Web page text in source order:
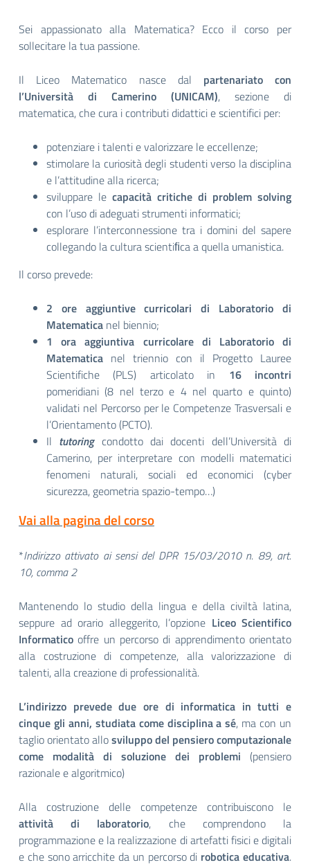
Sei appassionato alla Matematica? Ecco il corso per
sollecitare la tua passione.
Il Liceo Matematico nasce dal partenariato con
l’Università di Camerino (UNICAM), sezione di
matematica, che cura i contributi didattici e scientifici per:
potenziare i talenti e valorizzare le eccellenze;
stimolare la curiosità degli studenti verso la disciplina
e l’attitudine alla ricerca;
sviluppare le capacità critiche di problem solving
con l’uso di adeguati strumenti informatici;
esplorare l’interconnessione tra i domini del sapere
collegando la cultura scientiﬁca a quella umanistica.
Il corso prevede:
2 ore aggiuntive curricolari di Laboratorio di
Matematica nel biennio;
1 ora aggiuntiva curricolare di Laboratorio di
Matematica nel triennio con il Progetto Lauree
Scientifiche (PLS) articolato in 16 incontri
pomeridiani (8 nel terzo e 4 nel quarto e quinto)
validati nel Percorso per le Competenze Trasversali e
l’Orientamento (PCTO).
Il tutoring condotto dai docenti dell’Università di
Camerino, per interpretare con modelli matematici
fenomeni naturali, sociali ed economici (cyber
sicurezza, geometria spazio-tempo…)
Vai alla pagina del corso
*Indirizzo attivato ai sensi del DPR 15/03/2010 n. 89, art.
10, comma 2
Mantenendo lo studio della lingua e della civiltà latina,
seppure ad orario alleggerito, l’opzione Liceo Scientifico
Informatico offre un percorso di apprendimento orientato
alla costruzione di competenze, alla valorizzazione di
talenti, alla creazione di professionalità.
L’indirizzo prevede due ore di informatica in tutti e
cinque gli anni, studiata come disciplina a sé, ma con un
taglio orientato allosviluppo del pensiero computazionale
come modalità di soluzione dei problemi (pensiero
razionale e algoritmico)
Alla costruzione delle competenze contribuiscono le
attività di laboratorio, che comprendono la
programmazione e la realizzazione di artefatti fisici e digitali
e che sono arricchite da un percorso di robotica educativa.